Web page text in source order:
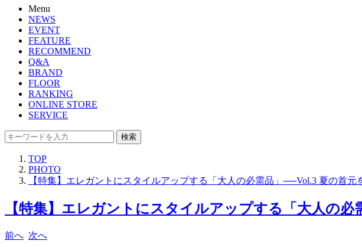
Menu
NEWS
EVENT
FEATURE
RECOMMEND
Q&A
BRAND
FLOOR
RANKING
ONLINE STORE
SERVICE
検索
TOP
PHOTO
【特集】エレガントにスタイルアップする「大人の必需品」──Vol.3 夏の首元
【特集】エレガントにスタイルアップする「大人の
前へ 次へ